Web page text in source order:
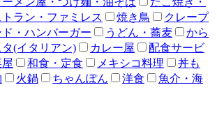
トラン・ファミレス 焼き鳥
クレープ
・ハンバーガー
うどん・蕎麦
から
タ(イタリアン) カレー屋
配食サービ
和食・定食 メキシコ料理
丼も
火鍋 ちゃんぽん 洋食
魚介・海